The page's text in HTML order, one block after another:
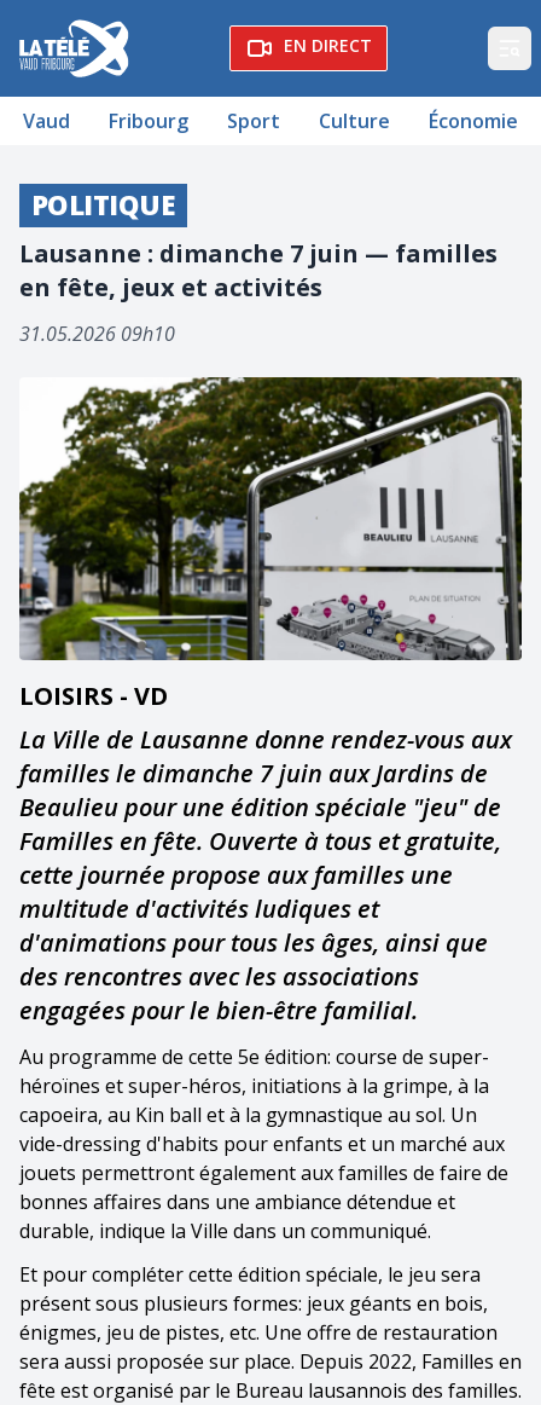
La Télé - Télévision régionale Vaud et Fribourg
EN DIRECT
Vaud Fribourg Sport Culture Économie
POLITIQUE
Lausanne : dimanche 7 juin — familles
en fête, jeux et activités
31.05.2026 09h10
LOISIRS - VD
La Ville de Lausanne donne rendez-vous aux
familles le dimanche 7 juin aux Jardins de
Beaulieu pour une édition spéciale "jeu" de
Familles en fête. Ouverte à tous et gratuite,
cette journée propose aux familles une
multitude d'activités ludiques et
d'animations pour tous les âges, ainsi que
des rencontres avec les associations
engagées pour le bien-être familial.
Au programme de cette 5e édition: course de super-
héroïnes et super-héros, initiations à la grimpe, à la
capoeira, au Kin ball et à la gymnastique au sol. Un
vide-dressing d'habits pour enfants et un marché aux
jouets permettront également aux familles de faire de
bonnes affaires dans une ambiance détendue et
durable, indique la Ville dans un communiqué.
Et pour compléter cette édition spéciale, le jeu sera
présent sous plusieurs formes: jeux géants en bois,
énigmes, jeu de pistes, etc. Une offre de restauration
sera aussi proposée sur place. Depuis 2022, Familles en
fête est organisé par le Bureau lausannois des familles.